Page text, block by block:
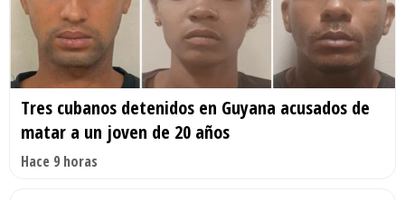
Tres cubanos detenidos en Guyana acusados de
matar a un joven de 20 años
Hace 9 horas